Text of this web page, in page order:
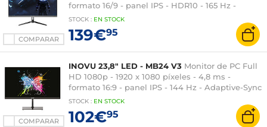
COMPARAR
formato 16/9 - panel IPS - HDR10 - 165 Hz -
Adaptive-Sync - HDMI/DisplayPort - Negro
STOCK : EN STOCK
139€95
COMPARAR
INOVU 23,8" LED - MB24 V3 Monitor de PC Full
HD 1080p - 1920 x 1080 píxeles - 4,8 ms -
formato 16:9 - panel IPS - 144 Hz - Adaptive-Sync
- HDMI/DisplayPort - Negro
STOCK : EN STOCK
102€95